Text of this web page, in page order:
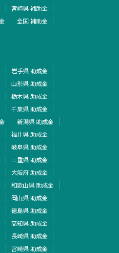
宮崎県 補助金
全国 補助金
岩手県 助成金
山形県 助成金
栃木県 助成金
千葉県 助成金
新潟県 助成金
福井県 助成金
岐阜県 助成金
三重県 助成金
大阪府 助成金
和歌山県 助成金
岡山県 助成金
徳島県 助成金
高知県 助成金
長崎県 助成金
宮崎県 助成金